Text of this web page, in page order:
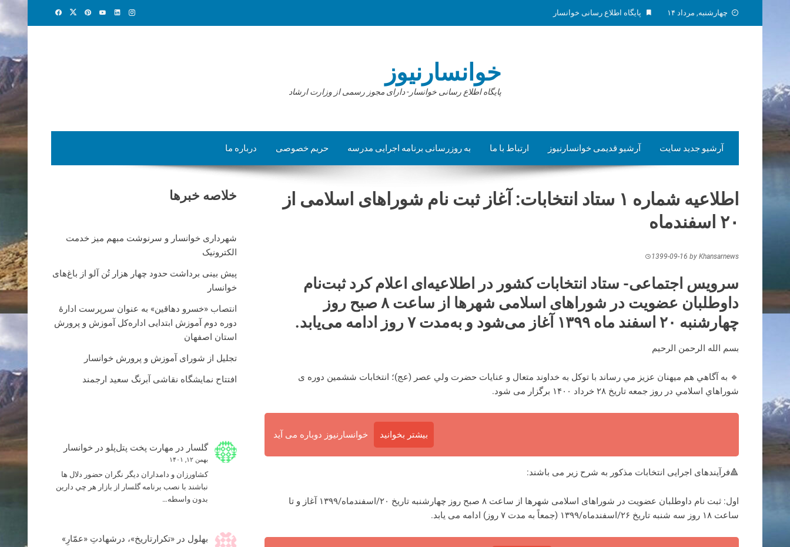
چهارشنبه, مرداد ۱۴ پایگاه اطلاع رسانی خوانسار
خوانسارنیوز
پایگاه اطلاع رسانی خوانسار- دارای مجوز رسمی از وزارت ارشاد
آرشیو جدید سایت آرشیو قدیمی خوانسارنیوز ارتباط با ما به روزرسانی برنامه اجرایی مدرسه حریم خصوصی درباره ما
اطلاعیه شماره ۱ ستاد انتخابات: آغاز ثبت نام شوراهای اسلامی از
۲۰ اسفندماه
1399-09-16 by Khansarnews
سرویس اجتماعی- ستاد انتخابات کشور در اطلاعیه‌ای اعلام کرد ثبت‌نام
داوطلبان عضویت در شوراهای اسلامی شهرها از ساعت ۸ صبح روز
چهارشنبه ۲۰ اسفند ماه ۱۳۹۹ آغاز می‌شود و به‌مدت ۷ روز ادامه می‌یابد.
بسم الله الرحمن الرحيم
🔹 به آگاهي هم ميهنان عزيز مي رساند با توكل به خداوند متعال و عنايات حضرت ولي عصر (عج)؛ انتخابات ششمين دوره ی
شوراهاي اسلامي در روز جمعه تاریخ ۲۸ خرداد ۱۴۰۰ برگزار می شود.
بیشتر بخوانید خوانسارنیوز دوباره می آید
🔺فرآیندهای اجرایی انتخابات مذکور به شرح زیر می باشند:
اول: ثبت نام داوطلبان عضویت در شوراهای اسلامی شهرها از ساعت ۸ صبح روز چهارشنبه تاریخ ۲۰/اسفندماه/۱۳۹۹ آغاز و تا
ساعت ۱۸ روز سه شنبه تاریخ ۲۶/اسفندماه/۱۳۹۹ (جمعاً به مدت ۷ روز) ادامه می یابد.
خلاصه خبرها
شهرداری خوانسار و سرنوشت مبهم میز خدمت
الکترونیک
پیش بینی برداشت حدود چهار هزار تُن آلو از باغ‌های
خوانسار
انتصاب «خسرو دهاقین» به عنوان سرپرست ادارۀ
دوره دوم آموزش ابتدایی اداره‌کل آموزش و پرورش
استان اصفهان
تجلیل از شورای آموزش و پرورش خوانسار
افتتاح نمایشگاه نقاشی آبرنگ سعید ارجمند
گلسار در مهارت پخت پتل‌پلو در خوانسار
بهمن ۱۲, ۱۴۰۱
كشاورزان و دامداران ديگر نگران حضور دلال ها
نباشند با نصب برنامه گلسار از بازار هر چي دارين
بدون واسطه…
بهلول در «تکرارتاریخ»، درشهادتِ «عمّارِ»